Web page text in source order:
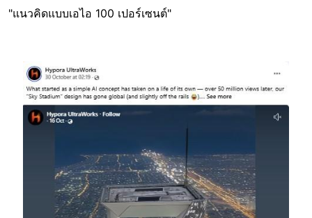
"แนวคิดแบบเอไอ 100 เปอร์เซนต์"
Image